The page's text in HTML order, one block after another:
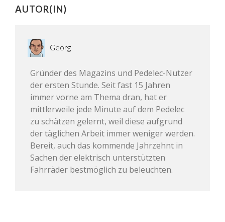
AUTOR(IN)
Georg
Gründer des Magazins und Pedelec-Nutzer
der ersten Stunde. Seit fast 15 Jahren
immer vorne am Thema dran, hat er
mittlerweile jede Minute auf dem Pedelec
zu schätzen gelernt, weil diese aufgrund
der täglichen Arbeit immer weniger werden.
Bereit, auch das kommende Jahrzehnt in
Sachen der elektrisch unterstützten
Fahrräder bestmöglich zu beleuchten.